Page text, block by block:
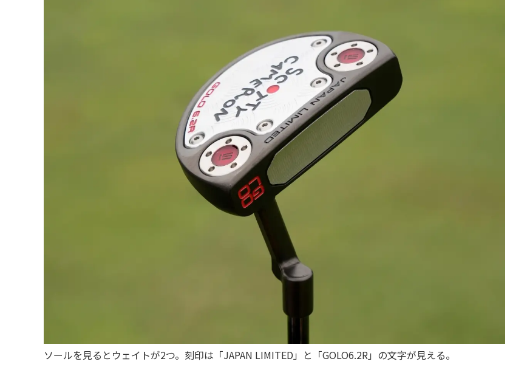
ソールを見るとウェイトが2つ。刻印は「JAPAN LIMITED」と「GOLO6.2R」の文字が見える。